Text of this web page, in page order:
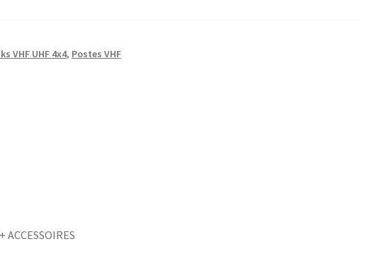
VHF UHF 4x4, Postes VHF
ACCESSOIRES